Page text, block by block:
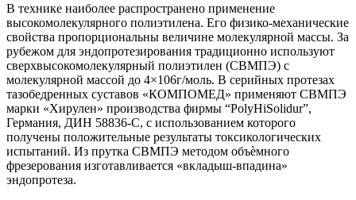
В технике наиболее распространено применение
высокомолекулярного полиэтилена. Его физико-механические
свойства пропорциональны величине молекулярной массы. За
рубежом для эндопротезирования традиционно используют
сверхвысокомолекулярный полиэтилен (СВМПЭ) с
молекулярной массой до 4×106г/моль. В серийных протезах
тазобедренных суставов «КОМПОМЕД» применяют СВМПЭ
марки «Хирулен» производства фирмы “PolyHiSolidur”,
Германия, ДИН 58836-С, с использованием которого
получены положительные результаты токсикологических
испытаний. Из прутка СВМПЭ методом объѐмного
фрезерования изготавливается «вкладыш-впадина»
эндопротеза.